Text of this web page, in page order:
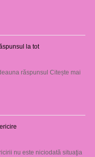
la tot
răspunsul Citește mai
nu este niciodată situaţia